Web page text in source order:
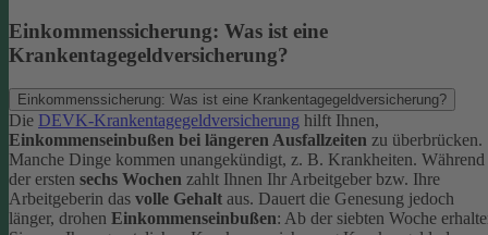
Einkommenssicherung: Was ist eine
Krankentagegeldversicherung?
Einkommenssicherung: Was ist eine Krankentagegeldversicherung?
Die DEVK-Krankentagegeldversicherung hilft Ihnen,
Einkommenseinbußen bei längeren Ausfallzeiten zu überbrücken.
Manche Dinge kommen unangekündigt, z. B. Krankheiten. Während
der ersten sechs Wochen zahlt Ihnen Ihr Arbeitgeber bzw. Ihre
Arbeitgeberin das volle Gehalt aus. Dauert die Genesung jedoch
länger, drohen Einkommenseinbußen: Ab der siebten Woche